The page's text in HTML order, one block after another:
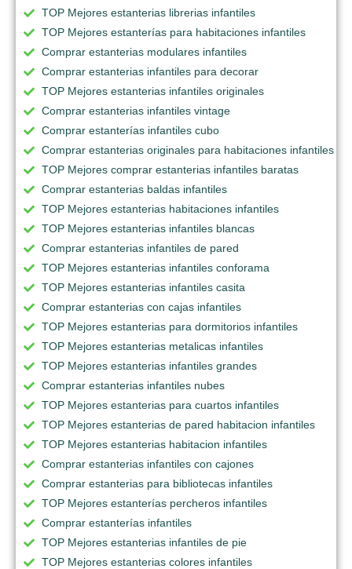
TOP Mejores estanterias librerias infantiles
TOP Mejores estanterías para habitaciones infantiles
Comprar estanterias modulares infantiles
Comprar estanterias infantiles para decorar
TOP Mejores estanterias infantiles originales
Comprar estanterias infantiles vintage
Comprar estanterías infantiles cubo
Comprar estanterias originales para habitaciones infantiles
TOP Mejores comprar estanterias infantiles baratas
Comprar estanterias baldas infantiles
TOP Mejores estanterias habitaciones infantiles
TOP Mejores estanterias infantiles blancas
Comprar estanterias infantiles de pared
TOP Mejores estanterias infantiles conforama
TOP Mejores estanterias infantiles casita
Comprar estanterias con cajas infantiles
TOP Mejores estanterias para dormitorios infantiles
TOP Mejores estanterias metalicas infantiles
TOP Mejores estanterias infantiles grandes
Comprar estanterias infantiles nubes
TOP Mejores estanterias para cuartos infantiles
TOP Mejores estanterias de pared habitacion infantiles
TOP Mejores estanterias habitacion infantiles
Comprar estanterias infantiles con cajones
Comprar estanterias para bibliotecas infantiles
TOP Mejores estanterías percheros infantiles
Comprar estanterías infantiles
TOP Mejores estanterias infantiles de pie
TOP Mejores estanterias colores infantiles